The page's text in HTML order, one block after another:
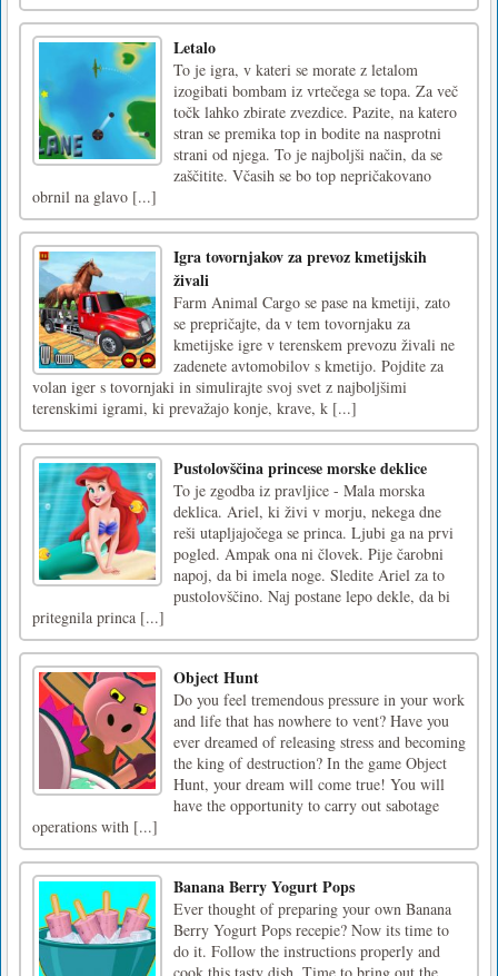
Letalo
To je igra, v kateri se morate z letalom
izogibati bombam iz vrtečega se topa. Za več
točk lahko zbirate zvezdice. Pazite, na katero
stran se premika top in bodite na nasprotni
strani od njega. To je najboljši način, da se
zaščitite. Včasih se bo top nepričakovano
obrnil na glavo [...]
Igra tovornjakov za prevoz kmetijskih
živali
Farm Animal Cargo se pase na kmetiji, zato
se prepričajte, da v tem tovornjaku za
kmetijske igre v terenskem prevozu živali ne
zadenete avtomobilov s kmetijo. Pojdite za
volan iger s tovornjaki in simulirajte svoj svet z najboljšimi
terenskimi igrami, ki prevažajo konje, krave, k [...]
Pustolovščina princese morske deklice
To je zgodba iz pravljice - Mala morska
deklica. Ariel, ki živi v morju, nekega dne
reši utapljajočega se princa. Ljubi ga na prvi
pogled. Ampak ona ni človek. Pije čarobni
napoj, da bi imela noge. Sledite Ariel za to
pustolovščino. Naj postane lepo dekle, da bi
pritegnila princa [...]
Object Hunt
Do you feel tremendous pressure in your work
and life that has nowhere to vent? Have you
ever dreamed of releasing stress and becoming
the king of destruction? In the game Object
Hunt, your dream will come true! You will
have the opportunity to carry out sabotage
operations with [...]
Banana Berry Yogurt Pops
Ever thought of preparing your own Banana
Berry Yogurt Pops recepie? Now its time to
do it. Follow the instructions properly and